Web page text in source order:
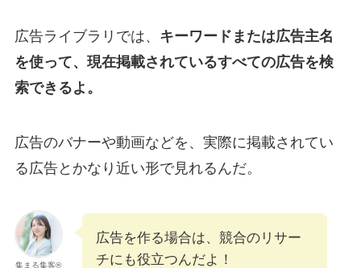
広告ライブラリでは、 キーワードまたは広告主名
を使って、現在掲載されているすべての広告を検
索できるよ。
広告のバナーや動画などを、実際に掲載されてい
る広告とかなり近い形で見れるんだ。
集まる集客®︎
広告を作る場合は、競合のリサー
チにも役立つんだよ！